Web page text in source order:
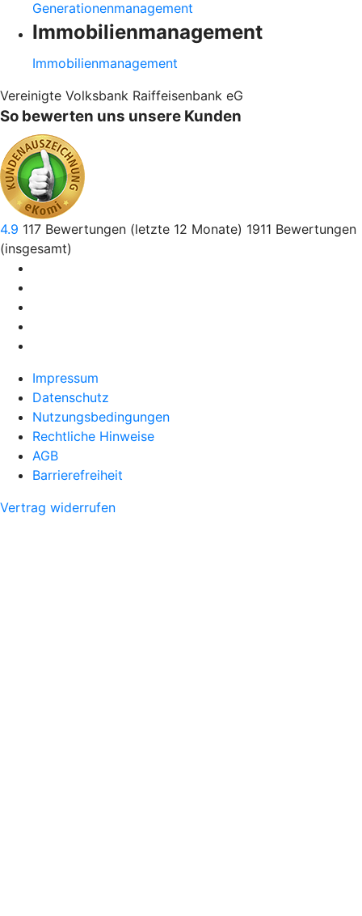
Generationenmanagement
Immobilienmanagement
Immobilienmanagement
Vereinigte Volksbank Raiffeisenbank eG
So bewerten uns unsere Kunden
4.9 117 Bewertungen (letzte 12 Monate) 1911 Bewertungen
(insgesamt)
Impressum
Datenschutz
Nutzungsbedingungen
Rechtliche Hinweise
AGB
Barrierefreiheit
Vertrag widerrufen